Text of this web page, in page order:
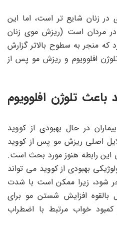
زنان شایع ‌تر است، اما این
در مردان است (ریزش موی زنان
که منجر به سطوح بالاتر گزارش
افلوویوم و ریزش مو پس از
می تواند باعث تلوژن افلوویوم
در حال بهبودی از کووید
اصلی ریزش مو پس از کووید
رابطه هنوز مورد بحث است.
بهبودی از کووید می ‌تواند
شود، زیرا ممکن است با شدت
بالقوه افزایش شستن مو برای
خواب مرتبط با اضطراب